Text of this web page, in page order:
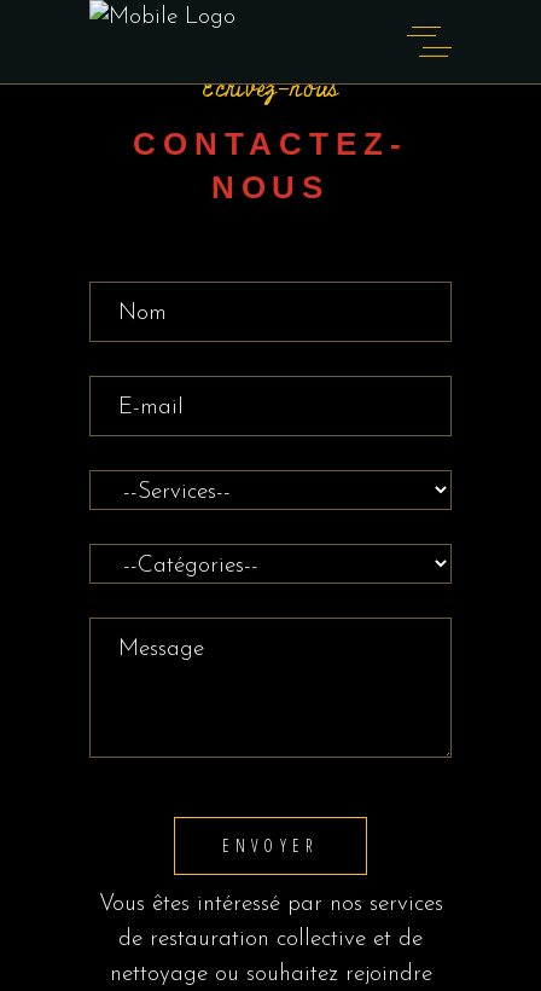
Écrivez-nous
CONTACTEZ-
NOUS
ENVOYER
Vous êtes intéressé par nos services
de restauration collective et de
nettoyage ou souhaitez rejoindre